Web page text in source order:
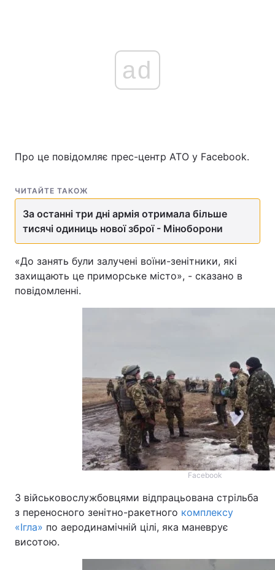
ad
Про це повідомляє прес-центр АТО у Facebook.
ЧИТАЙТЕ ТАКОЖ
За останні три дні армія отримала більше
тисячі одиниць нової зброї - Міноборони
«До занять були залучені воїни-зенітники, які
захищають це приморське місто», - сказано в
повідомленні.
Facebook
З військовослужбовцями відпрацьована стрільба
з переносного зенітно-ракетного комплексу
«Ігла» по аеродинамічній цілі, яка маневрує
висотою.